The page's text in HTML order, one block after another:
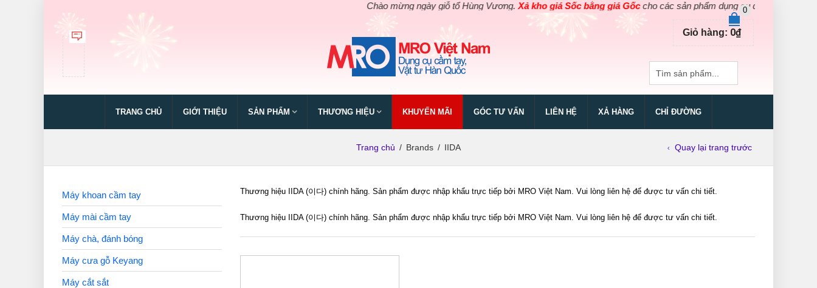
Chào mừng ngày giỗ tổ Hùng Vương.Xả kho giá Sốc bằng giá Gốccho các sản phẩm dụng cụ điện cầm tay Hàn
0
Giỏ hàng: 0₫
TRANG CHỦ GIỚI THIỆU SẢN PHẨM THƯƠNG HIỆU KHUYẾN MÃI GÓC TƯ VẤN LIÊN HỆ XẢ HÀNG CHỈ ĐƯỜNG
Trang chủ / Brands / IIDA Quay lại trang trước
Thương hiệu IIDA (이다) chính hãng. Sản phẩm được nhập khẩu trực tiếp bởi MRO Việt Nam. Vui lòng liên hệ để được tư vấn chi tiết.
Thương hiệu IIDA (이다) chính hãng. Sản phẩm được nhập khẩu trực tiếp bởi MRO Việt Nam. Vui lòng liên hệ để được tư vấn chi tiết.
Máy khoan cầm tay
Máy mài cầm tay
Máy chà, đánh bóng
Máy cưa gỗ Keyang
Máy cắt sắt